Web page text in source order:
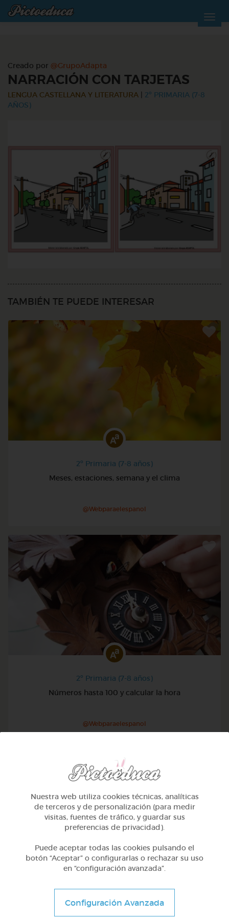
Creado por @GrupoAdapta
NARRACIÓN CON TARJETAS
LENGUA CASTELLANA Y LITERATURA
2º PRIMARIA (7-8
AÑOS)
TAMBIÉN TE PUEDE INTERESAR
2º Primaria (7-8 años)
Meses, estaciones, semana y el clima
@Webparaelespanol
2º Primaria (7-8 años)
Números hasta 100 y calcular la hora
@Webparaelespanol
Lo más sano en la cocina y 2 fábulas de esopo
Nuestra web utiliza cookies técnicas, analíticas
de terceros y de personalización (para medir
visitas, fuentes de tráfico, y guardar sus
preferencias de privacidad).
Puede aceptar todas las cookies pulsando el
botón “Aceptar” o configurarlas o rechazar su uso
en “configuración avanzada”.
Configuración Avanzada